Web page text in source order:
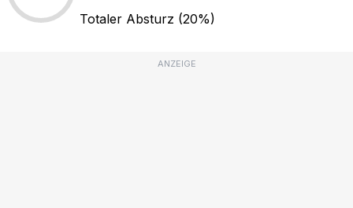
Totaler Absturz (20%)
ANZEIGE